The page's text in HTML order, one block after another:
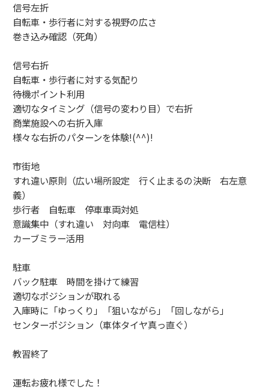
信号左折
自転車・歩行者に対する視野の広さ
巻き込み確認（死角）
信号右折
自転車・歩行者に対する気配り
待機ポイント利用
適切なタイミング（信号の変わり目）で右折
商業施設への右折入庫
様々な右折のパターンを体験!(^^)!
市街地
すれ違い原則（広い場所設定 行く止まるの決断 右左意
義）
歩行者 自転車 停車車両対処
意識集中（すれ違い 対向車 電信柱）
カーブミラー活用
駐車
バック駐車 時間を掛けて練習
適切なポジションが取れる
入庫時に「ゆっくり」「狙いながら」「回しながら」
センターポジション（車体タイヤ真っ直ぐ）
教習終了
運転お疲れ様でした！